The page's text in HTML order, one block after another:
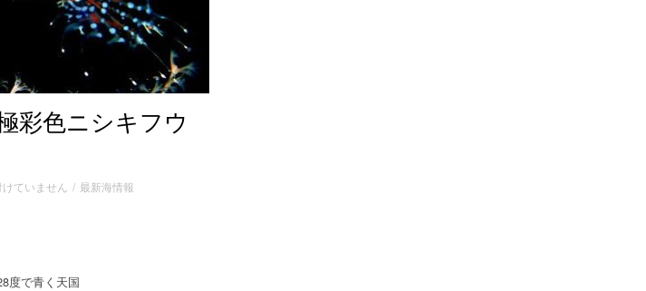
彩色ニシキフウ
ていません / 最新海情報
度で青く天国